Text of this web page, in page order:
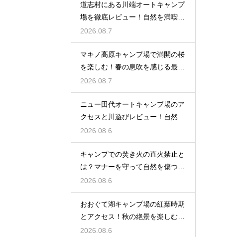
道志村にある川端オートキャンプ
場を徹底レビュー！自然を満喫で
きる魅力
2026.08.7
マキノ高原キャンプ場で満開の桜
を楽しむ！春の息吹を感じる最高
のお花見
2026.08.7
ニュー田代オートキャンプ場のア
クセスと川遊びレビュー！自然と
触れ合う
2026.08.6
キャンプでの焚き火の直火禁止と
は？マナーを守って自然を傷つけ
ない工夫
2026.08.6
おおぐて湖キャンプ場の紅葉時期
とアクセス！秋の絶景を楽しむた
めのルート
2026.08.6